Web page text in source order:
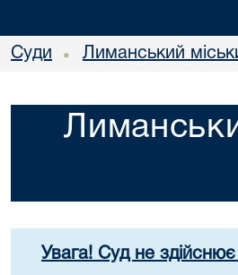
Суди • Лиманський
Увага! Суд не здійснює